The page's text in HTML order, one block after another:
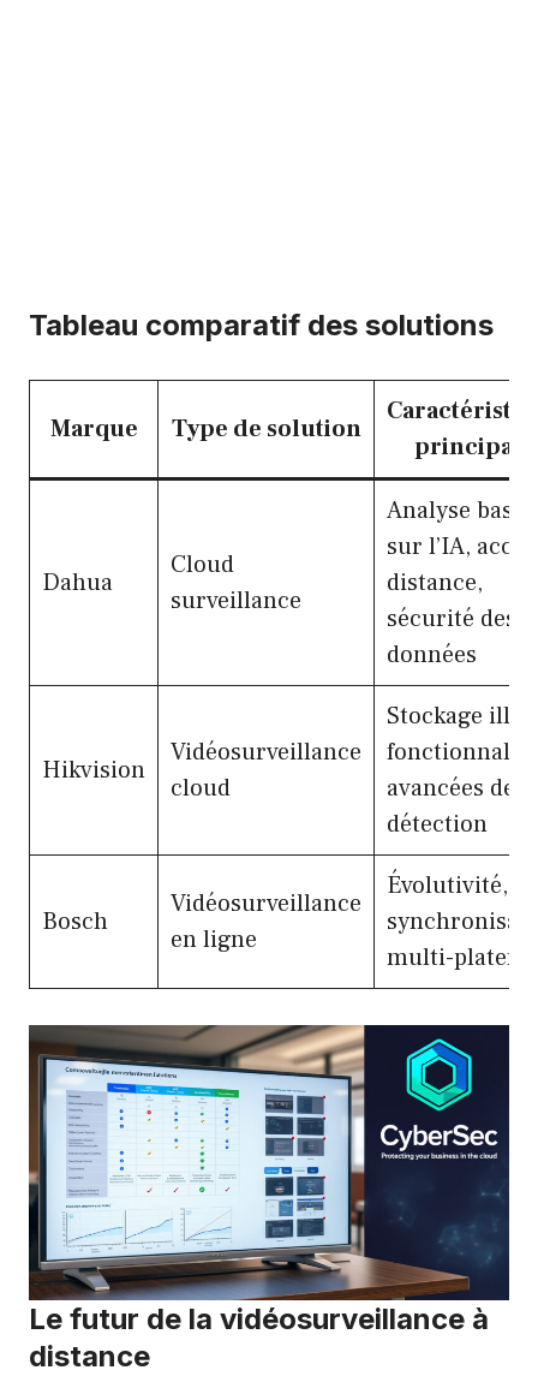
Tableau comparatif des solutions
Marque Type de solution
Dahua
Cloud
surveillance
Analyse basée
sur l’IA,
distance,
sécurité des
données
Hikvision
Vidéosurveillance
cloud
Stockage
avancées de
détection
Bosch
Vidéosurveillance
en ligne
Évolutivité,
multi-
Le futur de la vidéosurveillance à
distance